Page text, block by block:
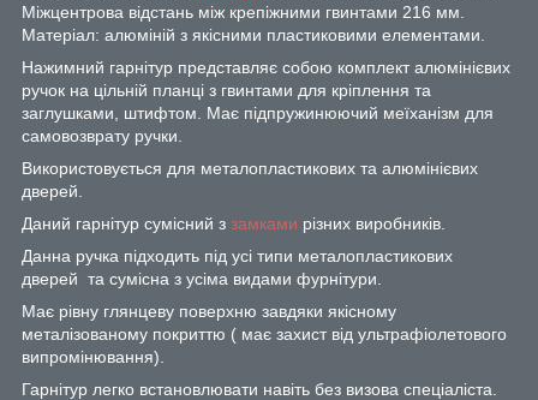
Міжцентрова відстань між крепіжними гвинтами 216 мм.
Матеріал: алюміній з якісними пластиковими елементами.
Нажимний гарнітур представляє собою комплект алюмінієвих
ручок на цільній планці з гвинтами для кріплення та
заглушками, штифтом. Має підпружинюючий меїханізм для
самовозврату ручки.
Використовується для металопластикових та алюмінієвих
дверей.
Даний гарнітур сумісний з замками різних виробників.
Данна ручка підходить під усі типи металопластикових
дверей та сумісна з усіма видами фурнітури.
Має рівну глянцеву поверхню завдяки якісному
металізованому покриттю ( має захист від ультрафіолетового
випромінювання).
Гарнітур легко встановлювати навіть без визова спеціаліста.